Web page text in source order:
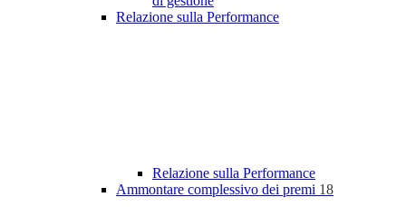
Relazione sulla Performance
Relazione sulla Performance
Ammontare complessivo dei premi 18